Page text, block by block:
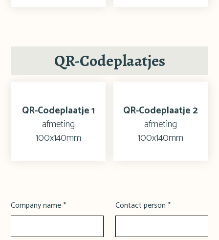
QR-Codeplaatjes
QR-Codeplaatje 1
afmeting
100x140mm
QR-Codeplaatje 2
afmeting
100x140mm
Company name * Contact person *